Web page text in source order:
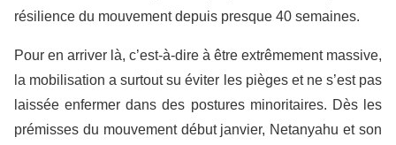
résilience du mouvement depuis presque 40 semaines.
Pour en arriver là, c’est-à-dire à être extrêmement massive,
la mobilisation a surtout su éviter les pièges et ne s’est pas
laissée enfermer dans des postures minoritaires. Dès les
prémisses du mouvement début janvier, Netanyahu et son